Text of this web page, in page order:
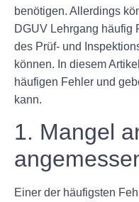
benötigen. Allerdings
DGUV Lehrgang häufig
des Prüf- und
können. In diesem
häufigen Fehler und
kann.
1. Mangel
Einer der häufigsten